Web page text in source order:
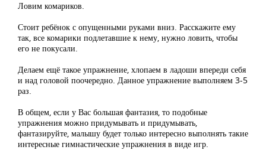
Ловим комариков.
Стоит ребёнок с опущенными руками вниз. Расскажите ему
так, все комарики подлетавшие к нему, нужно ловить, чтобы
его не покусали.
Делаем ещё такое упражнение, хлопаем в ладоши впереди себя
и над головой поочередно. Данное упражнение выполняем 3-5
раз.
В общем, если у Вас большая фантазия, то подобные
упражнения можно придумывать и придумывать,
фантазируйте, малышу будет только интересно выполнять такие
интересные гимнастические упражнения в виде игр.